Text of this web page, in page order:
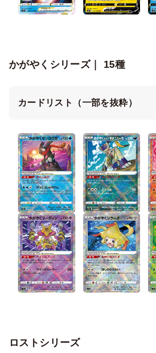
かがやくシリーズ｜ 15種
カードリスト（一部を抜粋）
ロストシリーズ